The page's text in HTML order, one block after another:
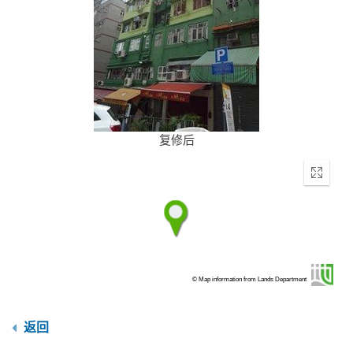
复修后
Enter
© Map information from Lands Department
返回